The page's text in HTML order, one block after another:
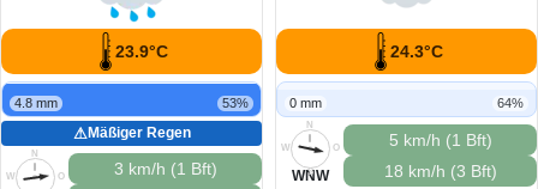
23.9°C
4.8 mm 53%
⚠ Mäßiger Regen
N
O
W
3 km/h (1 Bft)
24.3°C
0 mm 64%
N
O
S
W
WNW
5 km/h (1 Bft)
18 km/h (3 Bft)